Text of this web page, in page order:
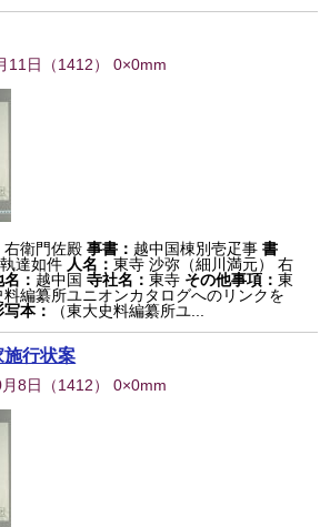
11日 （1412） 0×0mm
右衛門佐殿 事書： 越中国棟別壱疋事書
達如件 人名：東寺 沙弥（細川満元） 右
： 越中国 寺社名：東寺 その他事項：東
料編纂所ユニオンカタログへのリンクを
写本： （東大史料編纂所ユ...
施行状案
8日 （1412） 0×0mm